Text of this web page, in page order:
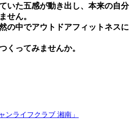
いた五感が動き出し、本来の⾃分
せん。
の中でアウトドアフィットネスに
くってみませんか。
ンライフクラブ 湘南」